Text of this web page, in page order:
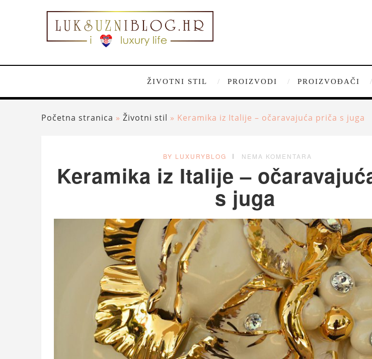
ŽIVOTNI STIL PROIZVODI PROIZVOĐAČI
Početna stranica » Životni stil » Keramika iz Italije – očaravajuća priča s juga
BY LUXURYBLOG NEMA KOMENTARA
Keramika iz Italije –
s juga